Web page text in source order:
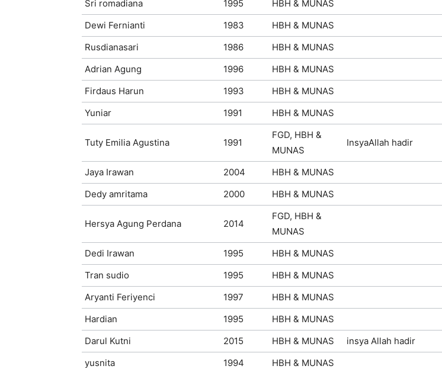
Sri romadiana
1995
HBH & MUNAS
Dewi Fernianti
1983
HBH & MUNAS
Rusdianasari
1986
HBH & MUNAS
Adrian Agung
1996
HBH & MUNAS
Firdaus Harun
1993
HBH & MUNAS
Yuniar
1991 HBH & MUNAS
Tuty Emilia Agustina 1991
FGD, HBH &
MUNAS
InsyaAllah hadir
Jaya Irawan 2004
HBH & MUNAS
Dedy amritama
2000 HBH & MUNAS
Hersya Agung Perdana 2014
FGD, HBH &
MUNAS
Dedi Irawan
1995
HBH & MUNAS
Tran sudio
1995
HBH & MUNAS
Aryanti Feriyenci
1997
HBH & MUNAS
Hardian
1995
HBH & MUNAS
Darul Kutni
2015 HBH & MUNAS
insya Allah hadir
yusnita
1994
HBH & MUNAS